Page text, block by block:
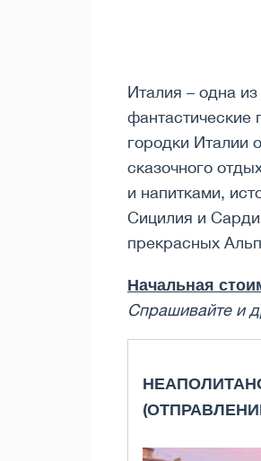
Италия – одна
фантастические
городки Италии
сказочного
и напитками,
Сицилия и
прекрасных
Начальная
Спрашивайте и